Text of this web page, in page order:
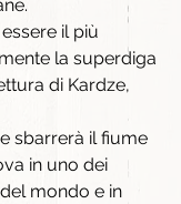
il più
la superdiga
di Kardze,
sbarrerà il fiume
in uno dei
mondo e in